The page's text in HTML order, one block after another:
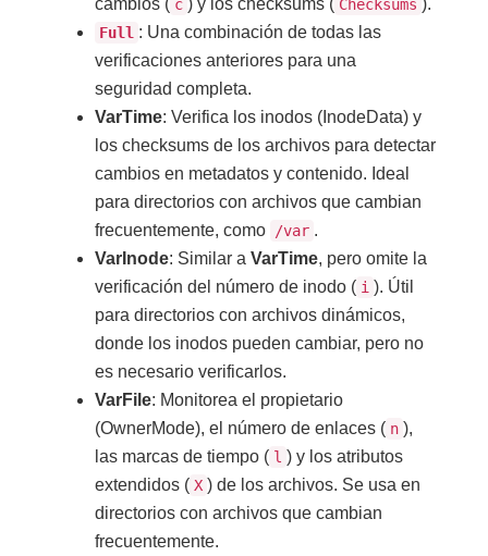
cambios ( c ) y los checksums ( Checksums ).
Full : Una combinación de todas las
verificaciones anteriores para una
seguridad completa.
VarTime: Verifica los inodos (InodeData) y
los checksums de los archivos para detectar
cambios en metadatos y contenido. Ideal
para directorios con archivos que cambian
frecuentemente, como /var .
VarInode: Similar a VarTime, pero omite la
verificación del número de inodo ( i ). Útil
para directorios con archivos dinámicos,
donde los inodos pueden cambiar, pero no
es necesario verificarlos.
VarFile: Monitorea el propietario
(OwnerMode), el número de enlaces ( n ),
las marcas de tiempo ( l ) y los atributos
extendidos ( X ) de los archivos. Se usa en
directorios con archivos que cambian
frecuentemente.